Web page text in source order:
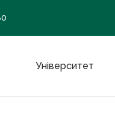
Університет